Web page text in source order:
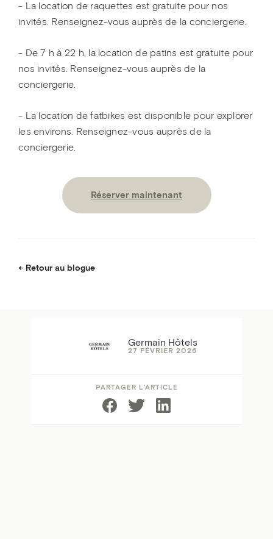
- La location de raquettes est gratuite pour nos
invités. Renseignez-vous auprès de la conciergerie.
- De 7 h à 22 h, la location de patins est gratuite pour
nos invités. Renseignez-vous auprès de la
conciergerie.
- La location de fatbikes est disponible pour explorer
les environs. Renseignez-vous auprès de la
conciergerie.
Réserver maintenant
Retour au blogue
Germain Hôtels
27 FÉVRIER 2026
PARTAGER L’ARTICLE